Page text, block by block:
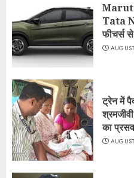
Maruti
Tata
फीचर्स
ट्रेन में
का प्रसव